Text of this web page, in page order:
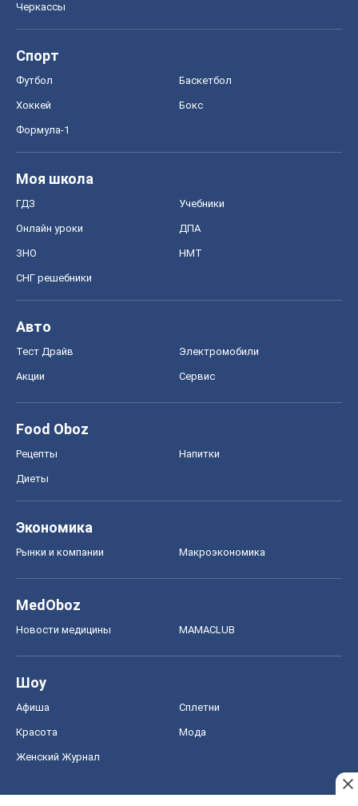
Черкассы
Спорт
Футбол Баскетбол
Хоккей Бокс
Формула-1
Моя школа
ГДЗ Учебники
Онлайн уроки ДПА
ЗНО НМТ
СНГ решебники
Авто
Тест Драйв Электромобили
Акции Сервис
Food Oboz
Рецепты Напитки
Диеты
Экономика
Рынки и компании Mакроэкономика
MedOboz
Новости медицины MAMACLUB
Шоу
Афиша Сплетни
Красота Мода
Женский Журнал